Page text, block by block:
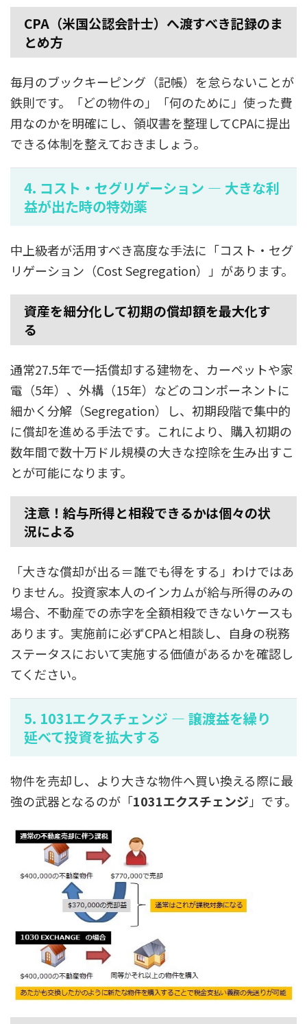
CPA（米国公認会計士）へ渡すべき記録のま
とめ方
毎月のブックキーピング（記帳）を怠らないことが
鉄則です。「どの物件の」「何のために」使った費
用なのかを明確にし、領収書を整理してCPAに提出
できる体制を整えておきましょう。
4. コスト・セグリゲーション — 大きな利
益が出た時の特効薬
中上級者が活用すべき高度な手法に「コスト・セグ
リゲーション（Cost Segregation）」があります。
資産を細分化して初期の償却額を最大化す
る
通常27.5年で一括償却する建物を、カーペットや家
電（5年）、外構（15年）などのコンポーネントに
細かく分解（Segregation）し、初期段階で集中的
に償却を進める手法です。これにより、購入初期の
数年間で数十万ドル規模の大きな控除を生み出すこ
とが可能になります。
注意！給与所得と相殺できるかは個々の状
況による
「大きな償却が出る＝誰でも得をする」わけではあ
りません。投資家本人のインカムが給与所得のみの
場合、不動産での赤字を全額相殺できないケースも
あります。実施前に必ずCPAと相談し、自身の税務
ステータスにおいて実施する価値があるかを確認し
てください。
5. 1031エクスチェンジ — 譲渡益を繰り
延べて投資を拡大する
物件を売却し、より大きな物件へ買い換える際に最
強の武器となるのが「1031エクスチェンジ 」です。